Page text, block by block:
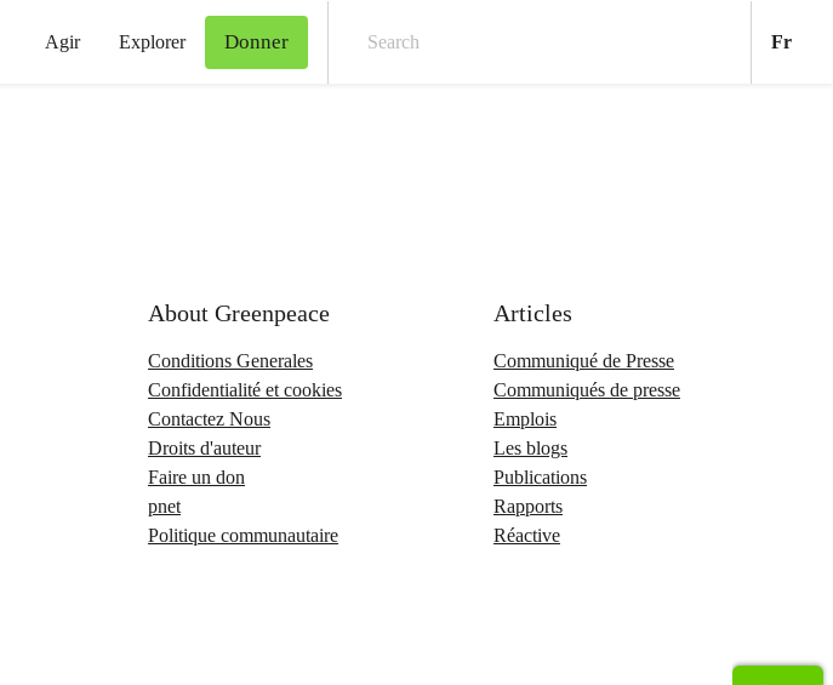
Agir Explorer Donner Fr
About Greenpeace
Conditions Generales
Confidentialité et cookies
Contactez Nous
Droits d'auteur
Faire un don
pnet
Politique communautaire
Articles
Communiqué de Presse
Communiqués de presse
Emplois
Les blogs
Publications
Rapports
Réactive